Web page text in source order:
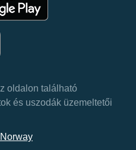
oldalon található
és uszodák üzemeltetői